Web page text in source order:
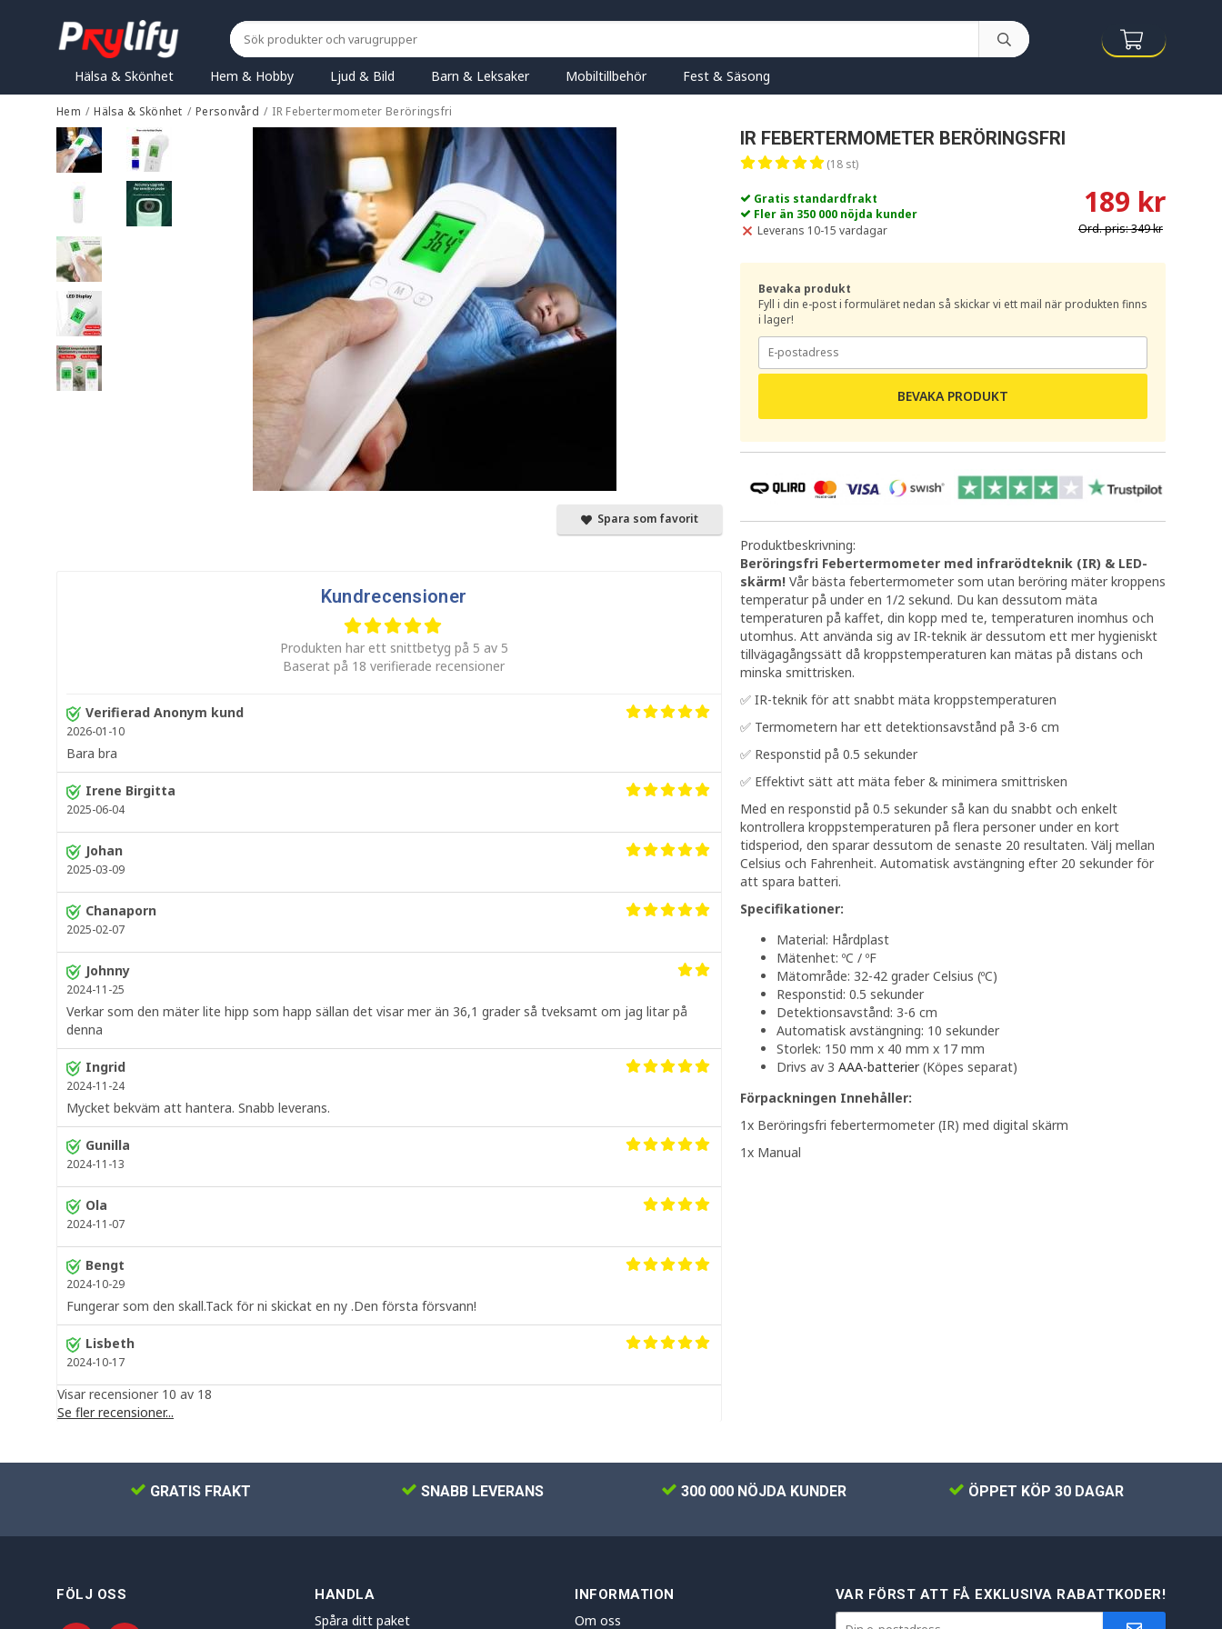
Hälsa & Skönhet Hem & Hobby Ljud & Bild Barn & Leksaker Mobiltillbehör Fest & Säsong
Hem / Hälsa & Skönhet / Personvård / IR Febertermometer Beröringsfri
IR FEBERTERMOMETER BERÖRINGSFRI
(18 st)
Gratis standardfrakt
Fler än 350 000 nöjda kunder
Leverans 10-15 vardagar
189 kr
Ord. pris:349 kr
Bevaka produkt
Fyll i din e-post i formuläret nedan så skickar vi ett mail när produkten finns
i lager!
BEVAKA PRODUKT
Produktbeskrivning:
Beröringsfri Febertermometer med infrarödteknik (IR) & LED-
skärm! Vår bästa febertermometer som utan beröring mäter kroppens
temperatur på under en 1/2 sekund. Du kan dessutom mäta
temperaturen på kaffet, din kopp med te, temperaturen inomhus och
utomhus. Att använda sig av IR-teknik är dessutom ett mer hygieniskt
tillvägagångssätt då kroppstemperaturen kan mätas på distans och
minska smittrisken.
✅ IR-teknik för att snabbt mäta kroppstemperaturen
✅ Termometern har ett detektionsavstånd på 3-6 cm
✅ Responstid på 0.5 sekunder
✅ Effektivt sätt att mäta feber & minimera smittrisken
Med en responstid på 0.5 sekunder så kan du snabbt och enkelt
kontrollera kroppstemperaturen på flera personer under en kort
tidsperiod, den sparar dessutom de senaste 20 resultaten. Välj mellan
Celsius och Fahrenheit. Automatisk avstängning efter 20 sekunder för
att spara batteri.
Specifikationer:
Material: Hårdplast
Mätenhet: ºC / ºF
Mätområde: 32-42 grader Celsius (ºC)
Responstid: 0.5 sekunder
Detektionsavstånd: 3-6 cm
Automatisk avstängning: 10 sekunder
Storlek: 150 mm x 40 mm x 17 mm
Drivs av 3 AAA-batterier(Köpes separat)
Förpackningen Innehåller:
1x Beröringsfri febertermometer (IR) med digital skärm
1x Manual
Spara som favorit
Kundrecensioner
Produkten har ett snittbetyg på 5 av 5
Baserat på 18 verifierade recensioner
Verifierad Anonym kund
2026-01-10
Bara bra
Irene Birgitta
2025-06-04
Johan
2025-03-09
Chanaporn
2025-02-07
Johnny
2024-11-25
Verkar som den mäter lite hipp som happ sällan det visar mer än 36,1 grader så tveksamt om jag litar på
denna
Ingrid
2024-11-24
Mycket bekväm att hantera. Snabb leverans.
Gunilla
2024-11-13
Ola
2024-11-07
Bengt
2024-10-29
Fungerar som den skall.Tack för ni skickat en ny .Den första försvann!
Lisbeth
2024-10-17
Visar recensioner 10 av 18
Se fler recensioner...
GRATIS FRAKT SNABB LEVERANS 300 000 NÖJDA KUNDER ÖPPET KÖP 30 DAGAR
FÖLJ OSS HANDLA
Spåra ditt paket
INFORMATION
Om oss
VAR FÖRST ATT FÅ EXKLUSIVA RABATTKODER!